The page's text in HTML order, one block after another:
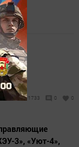
1733 0 0
3», «Уют-4»,